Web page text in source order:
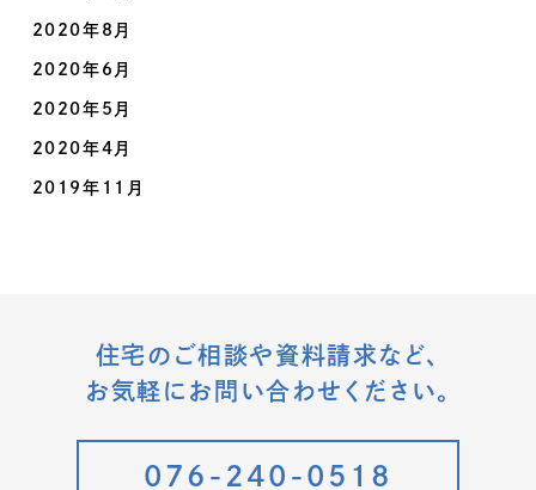
2020年8月
2020年6月
2020年5月
2020年4月
2019年11月
住宅のご相談や資料請求など、
お気軽にお問い合わせください。
076-240-0518